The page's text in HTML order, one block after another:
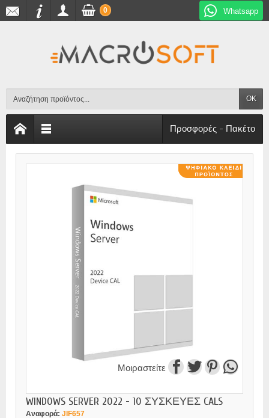
Whatsapp
OK
0
Προσφορές - Πακέτο
Μοιραστείτε
WINDOWS SERVER 2022 - 10 ΣΥΣΚΕΥΕΣ CALS
Αναφορά: JIF657